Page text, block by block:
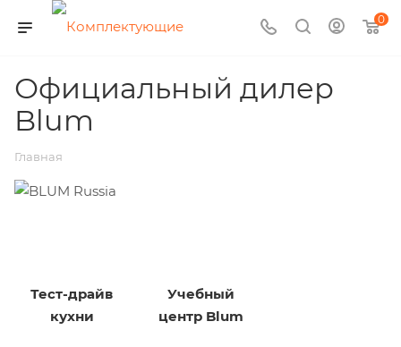
0
Официальный дилер
Blum
Главная
Тест-драйв
кухни
Учебный
центр Blum